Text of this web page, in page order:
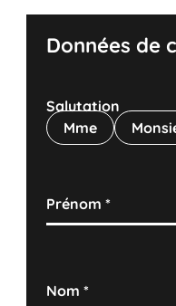
Données de
Salutation
Mme
Prénom*
Nom*